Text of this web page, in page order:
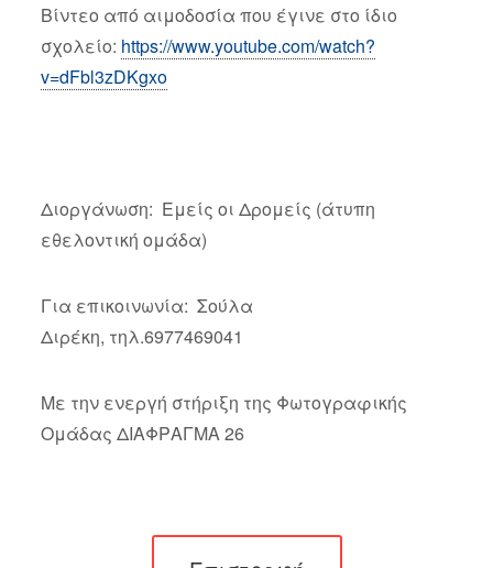
Βίντεο από αιμοδοσία που έγινε στο ίδιο
σχολείο: https://www.youtube.com/watch?
v=dFbl3zDKgxo
Διοργάνωση: Εμείς οι Δρομείς (άτυπη
εθελοντική ομάδα)
Για επικοινωνία: Σούλα
Διρέκη, τηλ.6977469041
Με την ενεργή στήριξη της Φωτογραφικής
Ομάδας ΔΙΑΦΡΑΓΜΑ 26